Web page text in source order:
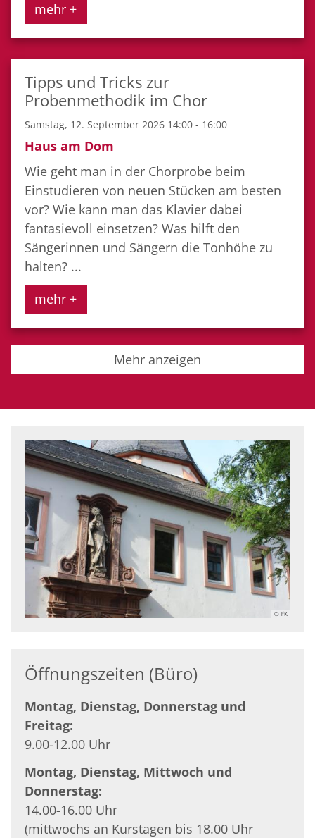
mehr +
Tipps und Tricks zur
Probenmethodik im Chor
Samstag, 12. September 2026 14:00 - 16:00
Haus am Dom
Wie geht man in der Chorprobe beim
Einstudieren von neuen Stücken am besten
vor? Wie kann man das Klavier dabei
fantasievoll einsetzen? Was hilft den
Sängerinnen und Sängern die Tonhöhe zu
halten? ...
mehr +
Mehr anzeigen
© IfK
Öffnungszeiten (Büro)
Montag, Dienstag, Donnerstag und
Freitag:
9.00-12.00 Uhr
Montag, Dienstag, Mittwoch und
Donnerstag:
14.00-16.00 Uhr
(mittwochs an Kurstagen bis 18.00 Uhr